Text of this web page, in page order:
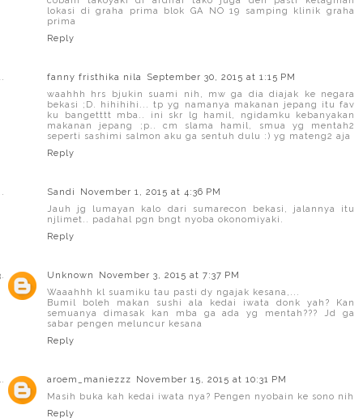
lokasi di graha prima blok GA NO 19 samping klinik graha
prima
Reply
fanny fristhika nila
September 30, 2015 at 1:15 PM
waahhh hrs bjukin suami nih, mw ga dia diajak ke negara
bekasi ;D. hihihihi... tp yg namanya makanan jepang itu fav
ku bangetttt mba.. ini skr lg hamil, ngidamku kebanyakan
makanan jepang ;p.. cm slama hamil, smua yg mentah2
seperti sashimi salmon aku ga sentuh dulu :) yg mateng2 aja
Reply
Sandi
November 1, 2015 at 4:36 PM
Jauh jg lumayan kalo dari sumarecon bekasi, jalannya itu
njlimet.. padahal pgn bngt nyoba okonomiyaki.
Reply
Unknown
November 3, 2015 at 7:37 PM
Waaahhh kl suamiku tau pasti dy ngajak kesana,...
Bumil boleh makan sushi ala kedai iwata donk yah? Kan
semuanya dimasak kan mba ga ada yg mentah??? Jd ga
sabar pengen meluncur kesana
Reply
aroem_maniezzz
November 15, 2015 at 10:31 PM
Masih buka kah kedai iwata nya? Pengen nyobain ke sono nih
Reply